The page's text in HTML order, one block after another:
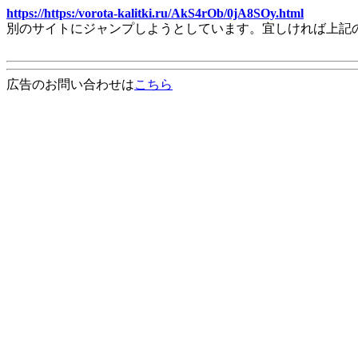
https://https:/vorota-kalitki.ru/AkS4rOb/0jA8SOy.html
別のサイトにジャンプしようとしています。宜しければ上
広告のお問い合わせはこちら